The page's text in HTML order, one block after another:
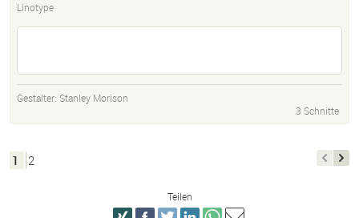
Linotype
Gestalter: Stanley Morison
3 Schnitte
1 2
Teilen